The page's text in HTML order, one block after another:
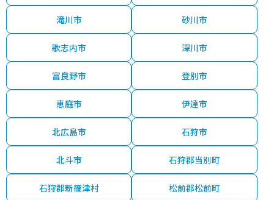
滝川市 砂川市
歌志内市 深川市
富良野市 登別市
恵庭市 伊達市
北広島市 石狩市
北斗市 石狩郡当別町
石狩郡新篠津村 松前郡松前町